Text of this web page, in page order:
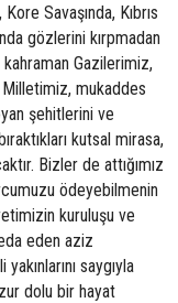
Savaşında, Kıbrıs
gözlerini kırpmadan
kahraman Gazilerimiz,
Milletimiz, mukaddes
şehitlerini ve
kutsal mirasa,
Bizler de attığımız
ödeyebilmenin
kuruluşu ve
eden aziz
saygıyla
dolu bir hayat